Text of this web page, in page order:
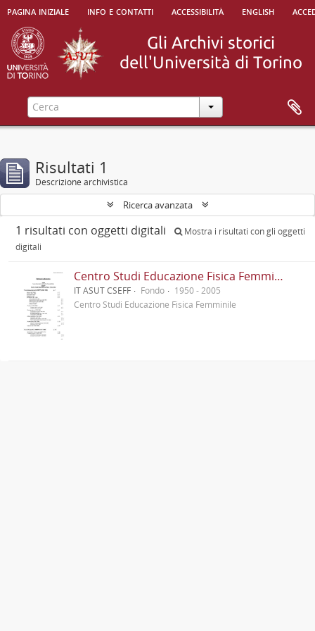
pagina iniziale info e contatti accessibilità english
Risultati 1
Descrizione archivistica
Ricerca avanzata
1 risultati con oggetti digitali
Mostra i risultati con gli oggetti
digitali
Centro Studi Educazione Fisica Femminile - CSEFF
IT ASUT CSEFF Fondo
1950 - 2005
Centro Studi Educazione Fisica Femminile